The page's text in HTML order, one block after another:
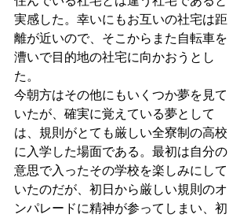
実感した。幸いにもお互いの社宅は距
離が近いので、そこからまた自転車を
漕いで目的地の社宅に向かおうとし
た。
今朝方はその他にもいくつか夢を見て
いたが、確実に覚えている夢として
は、規則がとても厳しい全寮制の高校
に入学した場面である。最初は自分の
意思で入ったその学校を楽しみにして
いたのだが、初日から厳しい規則のオ
ンパレードに精神が参ってしまい、初